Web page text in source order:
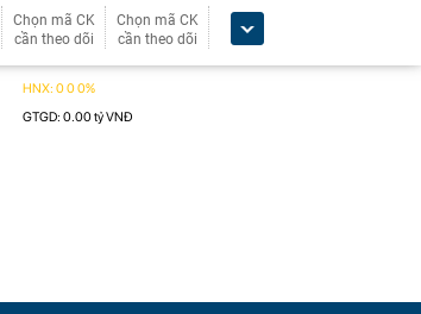
Chọn mã CK
cần theo dõi
Chọn mã CK
cần theo dõi